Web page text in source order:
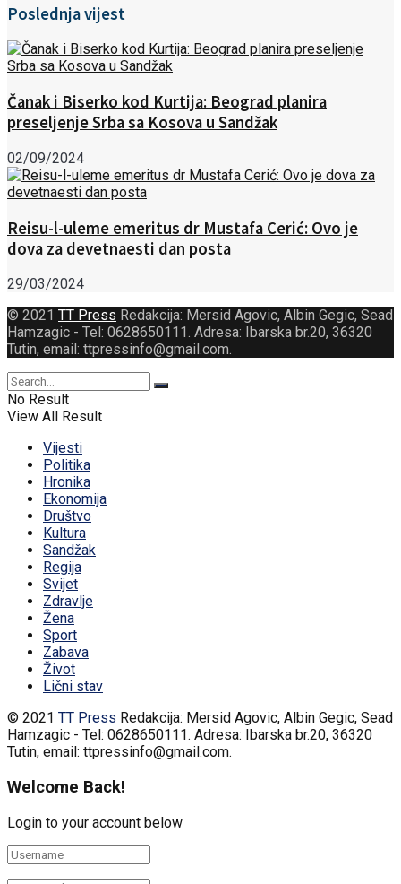
Poslednja vijest
Čanak i Biserko kod Kurtija: Beograd planira
preseljenje Srba sa Kosova u Sandžak
02/09/2024
Reisu-l-uleme emeritus dr Mustafa Cerić: Ovo je
dova za devetnaesti dan posta
29/03/2024
© 2021 TT Press Redakcija: Mersid Agovic, Albin Gegic, Sead
Hamzagic - Tel: 0628650111. Adresa: Ibarska br.20, 36320
Tutin, email: ttpressinfo@gmail.com.
No Result
View All Result
Vijesti
Politika
Hronika
Ekonomija
Društvo
Kultura
Sandžak
Regija
Svijet
Zdravlje
Žena
Sport
Zabava
Život
Lični stav
© 2021 TT Press Redakcija: Mersid Agovic, Albin Gegic, Sead
Hamzagic - Tel: 0628650111. Adresa: Ibarska br.20, 36320
Tutin, email: ttpressinfo@gmail.com.
Welcome Back!
Login to your account below